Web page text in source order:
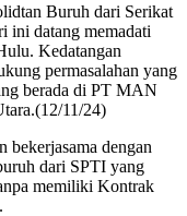
Buruh dari Serikat
ini datang memadati
Kedatangan
permasalahan yang
berada di PT MAN
11/24)
dengan
dari SPTI yang
memiliki Kontrak